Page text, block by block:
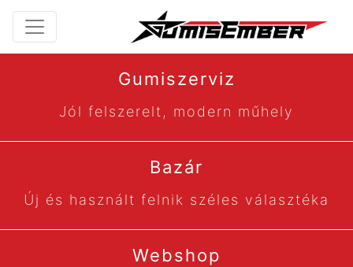
Gumiszerviz
Jól felszerelt, modern műhely
Bazár
Új és használt felnik széles választéka
Webshop